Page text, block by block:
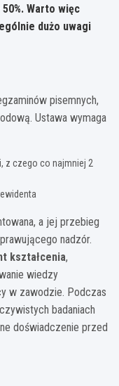
Warto więc
dużo uwagi
pisemnych,
Ustawa wymaga
z czego co najmniej 2
a jej przebieg
nadzór.
kształcenia,
wiedzy
w zawodzie. Podczas
badaniach
doświadczenie przed